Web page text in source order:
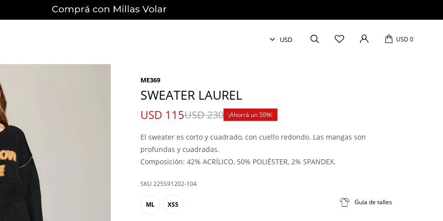
USD 0
ME369
SWEATER LAUREL
USD 115USD230 50
El sweater es corto y cuadrado, con cuello redondo. Las mangas son
profundas y cuadradas.
Composición: 42% ACRÍLICO, 50% POLIÉSTER, 2% SPANDEX.
225S91202-104
ML XSS Guía de talles